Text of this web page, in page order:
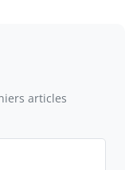
articles